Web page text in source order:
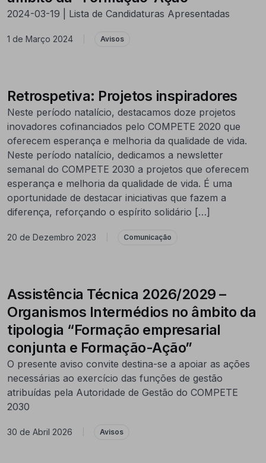
2024-03-19 | Lista de Candidaturas Apresentadas
1 de Março 2024 Avisos
Retrospetiva: Projetos inspiradores
Neste período natalício, destacamos doze projetos
inovadores cofinanciados pelo COMPETE 2020 que
oferecem esperança e melhoria da qualidade de vida.
Neste período natalício, dedicamos a newsletter
semanal do COMPETE 2030 a projetos que oferecem
esperança e melhoria da qualidade de vida. É uma
oportunidade de destacar iniciativas que fazem a
diferença, reforçando o espírito solidário […]
20 de Dezembro 2023 Comunicação
Assistência Técnica 2026/2029 –
Organismos Intermédios no âmbito da
tipologia “Formação empresarial
conjunta e Formação-Ação”
O presente aviso convite destina-se a apoiar as ações
necessárias ao exercício das funções de gestão
atribuídas pela Autoridade de Gestão do COMPETE
2030
30 de Abril 2026 Avisos